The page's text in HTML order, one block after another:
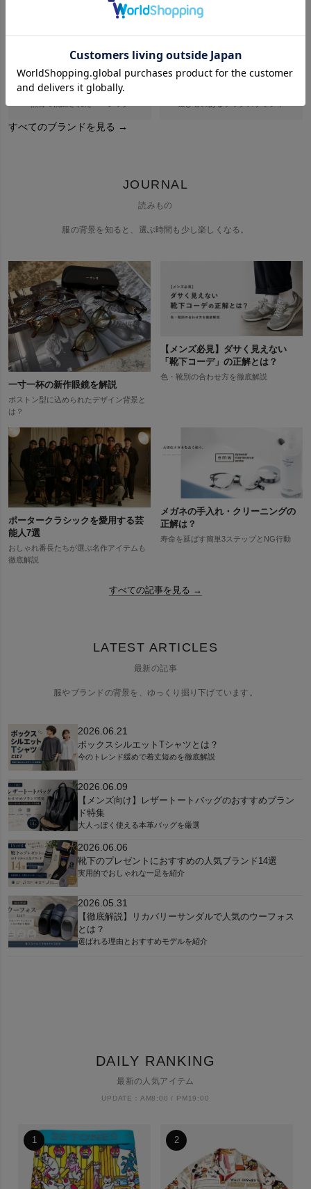
旅と日常をつなぐオリジナル
GOAT
すべてのブランドを見る →
JOURNAL
読みもの
服の背景を知ると、選ぶ時間も少し楽しくなる。
一寸一杯の新作眼鏡を解説
ボストン型に込められたデザイン背景と
は？
【メンズ必見】ダサく見えない
「靴下コーデ」の正解とは？
色・靴別の合わせ方を徹底解説
ポータークラシックを愛用する芸
能人7選
おしゃれ番長たちが選ぶ名作アイテムも
徹底解説
メガネの手入れ・クリーニングの
正解は？
寿命を延ばす簡単3ステップとNG行動
すべての記事を見る →
LATEST ARTICLES
最新の記事
服やブランドの背景を、ゆっくり掘り下げています。
2026.06.21
ボックスシルエットTシャツとは？
今のトレンド緩めで着丈短めを徹底解説
2026.06.09
【メンズ向け】レザートートバッグのおすすめブラン
ド特集
大人っぽく使える本革バッグを厳選
2026.06.06
靴下のプレゼントにおすすめの人気ブランド14選
実用的でおしゃれな一足を紹介
2026.05.31
【徹底解説】リカバリーサンダルで人気のウーフォス
とは？
選ばれる理由とおすすめモデルを紹介
DAILY RANKING
最新の人気アイテム
UPDATE：AM8:00 / PM19:00